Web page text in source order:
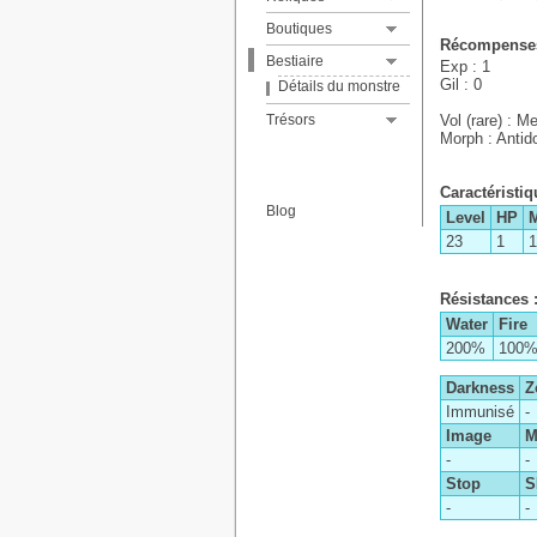
Exp : 1
Gil : 0
Vol (rare) :
Morph :
Level
HP
23
1
Résistances :
Water
Fire
200%
100%
Darkness
Immunisé -
Image
-
-
Stop
-
-
Boutiques
Détails de la boutique
Bestiaire
Détails du monstre
Trésors
Détails du trésor
Blog